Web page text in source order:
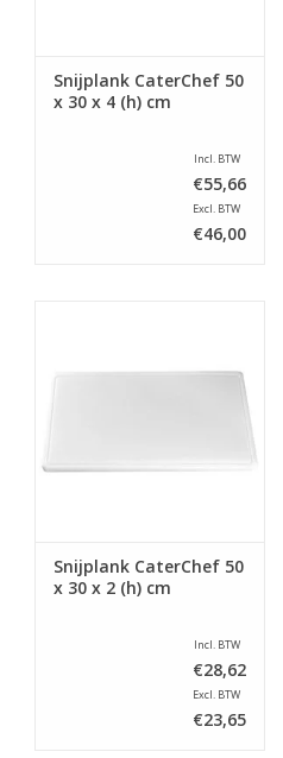
Snijplank CaterChef 50
x 30 x 4 (h) cm
Incl. BTW
€55,66
Excl. BTW
€46,00
Snijplank CaterChef 50
x 30 x 2 (h) cm
Incl. BTW
€28,62
Excl. BTW
€23,65